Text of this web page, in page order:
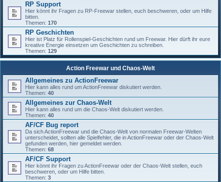
RP Support
Hier könnt ihr Fragen zu RP-Freewar stellen, euch beschweren, oder um Hilfe
bitten.
Themen: 170
RP Geschichten
Hier ist Platz für Rollenspiel-Geschichten rund um Freewar. Hier dürft ihr eure
kreative Energie einsetzen um Geschichten zu schreiben.
Themen: 129
Action Freewar und Chaos-Welt
Allgemeines zu ActionFreewar
Hier kann alles rund um ActionFreewar diskutiert werden.
Themen: 40
Allgemeines zur Chaos-Welt
Hier kann alles rund um die Chaos-Welt diskutiert werden.
Themen: 40
AF/CF Bug report
Da sich ActionFreewar und die Chaos-Welt von normalen Freewar-Welten
unterscheidet, sollten alle Spielfehler, die in ActionFreewar oder der Chaos-Welt
gefunden werden, hier gemeldet werden.
Themen: 68
AF/CF Support
Hier könnt ihr Fragen zu ActionFreewar oder der Chaos-Welt stellen, euch
beschweren, oder um Hilfe bitten.
Themen: 3